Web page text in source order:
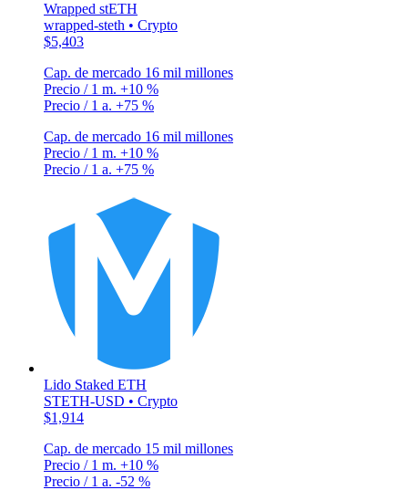
Wrapped stETH
wrapped-steth • Crypto
$5,403
Cap. de mercado 16 mil millones
Precio / 1 m. +10 %
Precio / 1 a. +75 %
Cap. de mercado 16 mil millones
Precio / 1 m. +10 %
Precio / 1 a. +75 %
Lido Staked ETH
STETH-USD • Crypto
$1,914
Cap. de mercado 15 mil millones
Precio / 1 m. +10 %
Precio / 1 a. -52 %